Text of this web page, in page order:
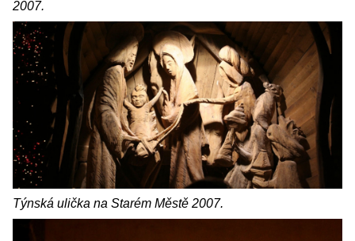
2007.
Týnská ulička na Starém Městě 2007.